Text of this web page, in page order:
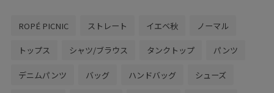
ROPÉ PICNIC ストレート イエベ秋 ノーマル
トップス シャツ/ブラウス タンクトップ パンツ
デニムパンツ バッグ ハンドバッグ シューズ